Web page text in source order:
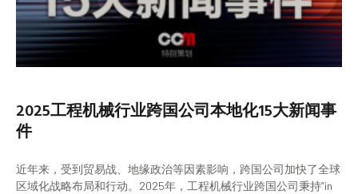
2025工程机械行业跨国公司本地化15大新闻事
件
近年来，受到贸易战、地缘政治等因素影响，跨国公司加快了全球
区域化战略布局和行动。2025年，工程机械行业跨国公司秉持“in